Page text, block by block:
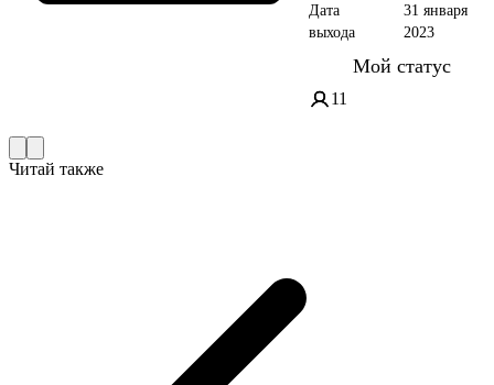
Дата
выхода
31 января
2023
Мой статус
11
Читай также